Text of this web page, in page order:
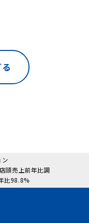
頭売上前年比調
比98.8%